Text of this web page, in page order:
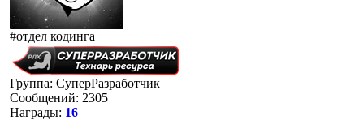
#отдел кодинга
Группа: СуперРазработчик
Сообщений: 2305
Награды: 16